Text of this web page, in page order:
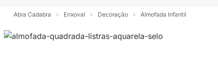
Abra Cadabra Enxoval Decoração Almofada Infantil